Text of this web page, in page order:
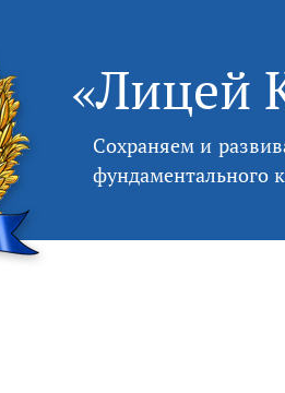
«Лицей
Сохраняем и
фундаментального